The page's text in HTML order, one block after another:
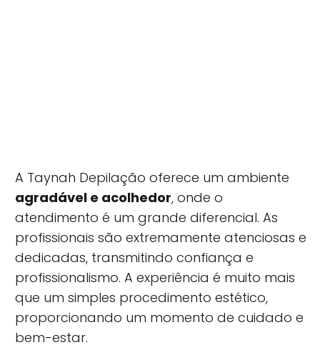
A Taynah Depilação oferece um ambiente
agradável e acolhedor, onde o
atendimento é um grande diferencial. As
profissionais são extremamente atenciosas e
dedicadas, transmitindo confiança e
profissionalismo. A experiência é muito mais
que um simples procedimento estético,
proporcionando um momento de cuidado e
bem-estar.